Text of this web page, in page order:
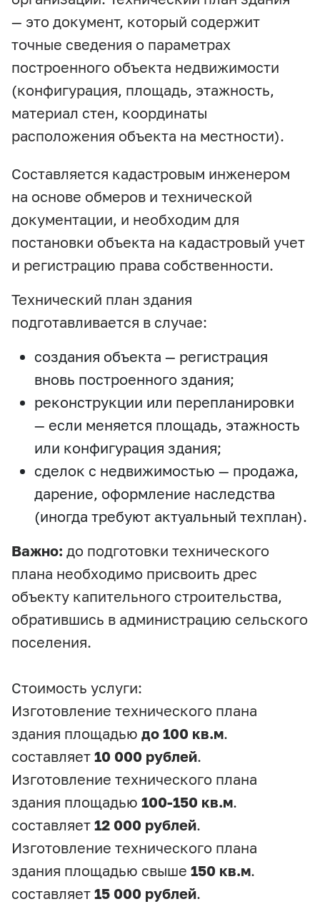
— это документ, который содержит
точные сведения о параметрах
построенного объекта недвижимости
(конфигурация, площадь, этажность,
материал стен, координаты
расположения объекта на местности).
Составляется кадастровым инженером
на основе обмеров и технической
документации, и необходим для
постановки объекта на кадастровый учет
и регистрацию права собственности.
Технический план здания
подготавливается в случае:
создания объекта — регистрация
вновь построенного здания;
реконструкции или перепланировки
— если меняется площадь, этажность
или конфигурация здания;
сделок с недвижимостью — продажа,
дарение, оформление наследства
(иногда требуют актуальный техплан).
Важно: до подготовки технического
плана необходимо присвоить дрес
объекту капительного строительства,
обратившись в администрацию сельского
поселения.
Стоимость услуги:
Изготовление технического плана
здания площадью до 100 кв.м.
составляет 10 000 рублей.
Изготовление технического плана
здания площадью 100-150 кв.м.
составляет 12 000 рублей.
Изготовление технического плана
здания площадью свыше 150 кв.м.
составляет 15 000 рублей.